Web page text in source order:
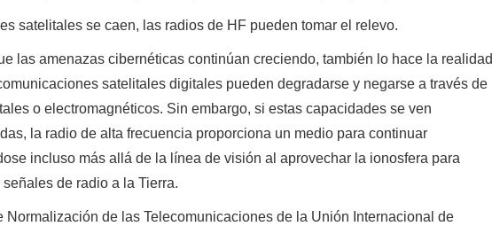
satelitales se caen, las radios de HF pueden tomar el relevo.
las amenazas cibernéticas continúan creciendo, también lo hace la realidad
satelitales digitales pueden degradarse y negarse a través de
o electromagnéticos. Sin embargo, si estas capacidades se ven
la radio de alta frecuencia proporciona un medio para continuar
incluso más allá de la línea de visión al aprovechar la ionosfera para
señales de radio a la Tierra.
Normalización de las Telecomunicaciones de la Unión Internacional de